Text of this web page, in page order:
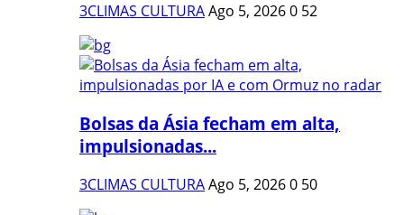
3CLIMAS CULTURAAgo 5, 20260 52
Bolsas da Ásia fecham em alta,
impulsionadas...
3CLIMAS CULTURAAgo 5, 20260 50